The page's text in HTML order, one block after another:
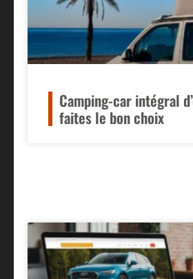
Camping-car intégral
faites le bon choix